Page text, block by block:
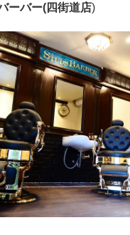
ーバー(四街道店)